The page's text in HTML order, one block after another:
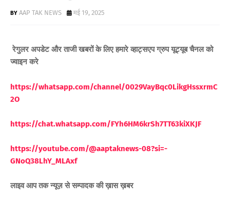
AAP TAK NEWS मई 19, 2025
रेगुलर अपडेट और ताजी खबरों के लिए हमारे व्हाट्सएप ग्रुप यूट्यूब चैनल को
ज्वाइन करे
https://whatsapp.com/channel/0029VayBqc0LikgHssxrmC
2O
https://chat.whatsapp.com/FYh6HM6krSh7TT63kiXKJF
https://youtube.com/@aaptaknews-08?si=-
GNoQ38LhY_MLAxf
लाइव आप तक न्यूज़ से सम्पादक की ख़ास ख़बर